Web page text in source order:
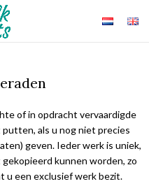
of in opdracht vervaardigde
als u nog niet precies
geven. Ieder werk is uniek,
kunnen worden, zo
u een exclusief werk bezit.